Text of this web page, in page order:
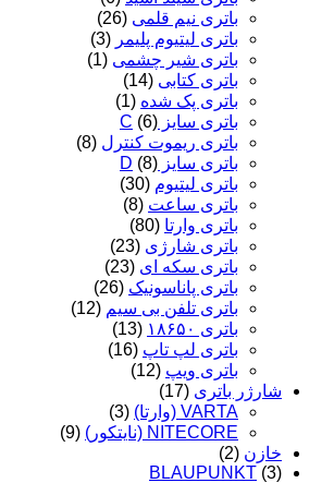
باتری نیم قلمی (26)
باتری لیتیوم پلیمر (3)
باتری شیر چشمی (1)
باتری کتابی (14)
باتری پک شده (1)
باتری سایز C (6)
باتری ریموت کنترل (8)
باتری سایز D (8)
باتری لیتیوم (30)
باتری ساعت (8)
باتری وارتا (80)
باتری شارژی (23)
باتری سکه ای (23)
باتری پاناسونیک (26)
باتری تلفن بی سیم (12)
باتری ۱۸۶۵۰
(13)
باتری لپ تاپ (16)
باتری ویپ (12)
شارژر باتری (17)
VARTA (وارتا)
(3)
NITECORE (نایتکور)
(9)
خازن (2)
BLAUPUNKT (3)